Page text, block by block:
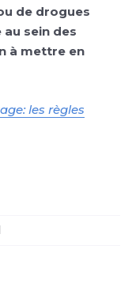
de drogues
sein des
à mettre en
les règles